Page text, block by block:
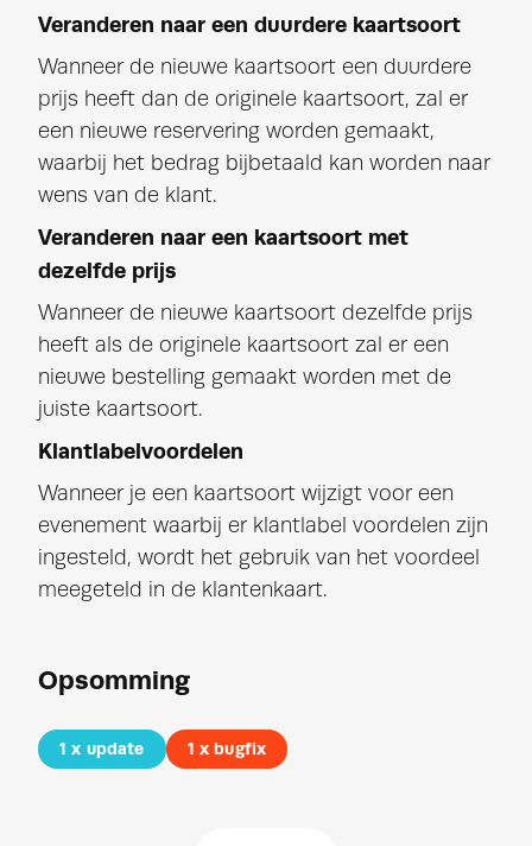
Veranderen naar een duurdere kaartsoort
Wanneer de nieuwe kaartsoort een duurdere
prijs heeft dan de originele kaartsoort, zal er
een nieuwe reservering worden gemaakt,
waarbij het bedrag bijbetaald kan worden naar
wens van de klant.
Veranderen naar een kaartsoort met
dezelfde prijs
Wanneer de nieuwe kaartsoort dezelfde prijs
heeft als de originele kaartsoort zal er een
nieuwe bestelling gemaakt worden met de
juiste kaartsoort.
Klantlabelvoordelen
Wanneer je een kaartsoort wijzigt voor een
evenement waarbij er klantlabel voordelen zijn
ingesteld, wordt het gebruik van het voordeel
meegeteld in de klantenkaart.
Opsomming
1 x update 1 xbugfix